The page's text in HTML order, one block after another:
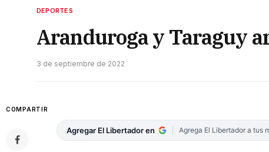
DEPORTES
Aranduroga y Taraguy
3 de septiembre de 2022
COMPARTIR
Agregar El Libertador en Agrega El Libertador a tus